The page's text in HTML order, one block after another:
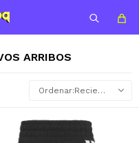
ARRIBOS
Recientes